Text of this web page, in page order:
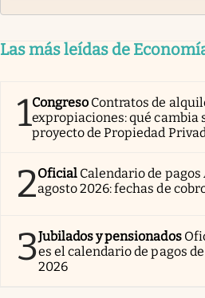
Las más leídas de
1Congreso Contratos de
expropiaciones: qué cambia
proyecto de Propiedad
2Oficial Calendario de pagos
agosto 2026: fechas de
3Jubilados y pensionados
es el calendario de pagos
2026